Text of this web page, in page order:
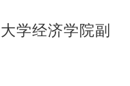
学经济学院副